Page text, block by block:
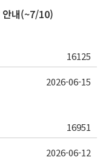
안내(~7/10)
16125
16951
2026-06-15
2026-06-12